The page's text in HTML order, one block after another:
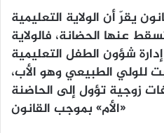
يقرّ أن الولاية التعليمية
عنها الحضانة، فالولاية
شؤون الطفل التعليمية
وتثبت للولي الطبيعي وهو الأب،
زوجية تؤول إلى الحاضنة
«الأم» بموجب القانون